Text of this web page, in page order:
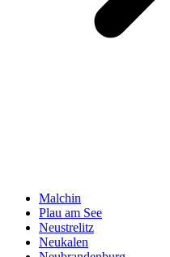
Malchin
Plau am See
Neustrelitz
Neukalen